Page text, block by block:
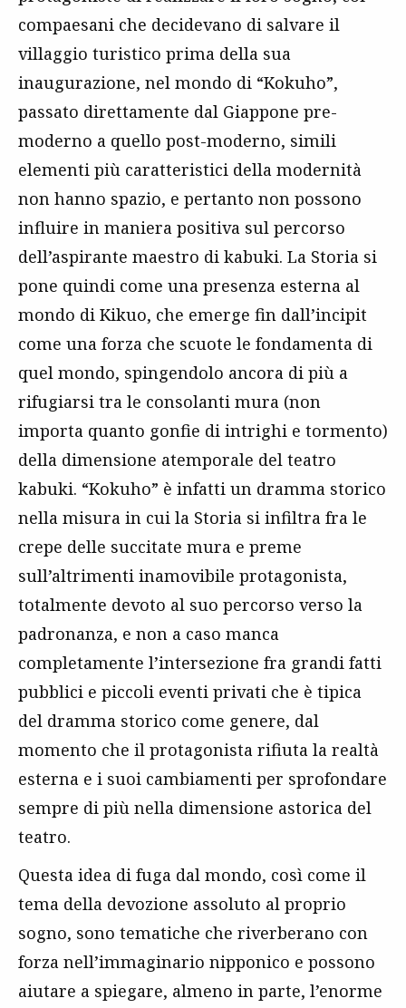
compaesani che decidevano di salvare il
villaggio turistico prima della sua
inaugurazione, nel mondo di “Kokuho”,
passato direttamente dal Giappone pre-
moderno a quello post-moderno, simili
elementi più caratteristici della modernità
non hanno spazio, e pertanto non possono
influire in maniera positiva sul percorso
dell’aspirante maestro di kabuki. La Storia si
pone quindi come una presenza esterna al
mondo di Kikuo, che emerge fin dall’incipit
come una forza che scuote le fondamenta di
quel mondo, spingendolo ancora di più a
rifugiarsi tra le consolanti mura (non
importa quanto gonfie di intrighi e tormento)
della dimensione atemporale del teatro
kabuki. “Kokuho” è infatti un dramma storico
nella misura in cui la Storia si infiltra fra le
crepe delle succitate mura e preme
sull’altrimenti inamovibile protagonista,
totalmente devoto al suo percorso verso la
padronanza, e non a caso manca
completamente l’intersezione fra grandi fatti
pubblici e piccoli eventi privati che è tipica
del dramma storico come genere, dal
momento che il protagonista rifiuta la realtà
esterna e i suoi cambiamenti per sprofondare
sempre di più nella dimensione astorica del
teatro.
Questa idea di fuga dal mondo, così come il
tema della devozione assoluto al proprio
sogno, sono tematiche che riverberano con
forza nell’immaginario nipponico e possono
aiutare a spiegare, almeno in parte, l’enorme